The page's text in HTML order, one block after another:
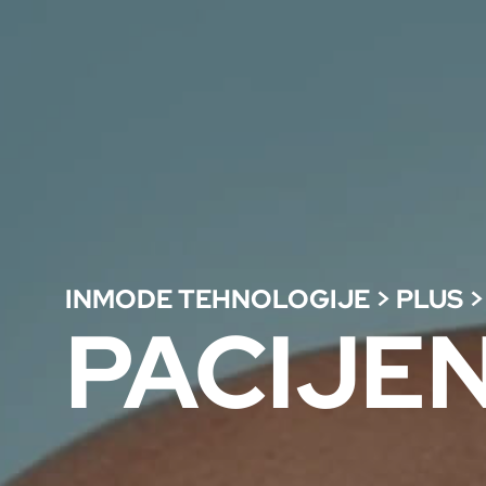
INMODE TEHNOLOGIJE > PLUS >